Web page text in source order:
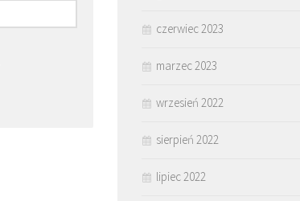
czerwiec 2023
marzec 2023
wrzesień 2022
sierpień 2022
lipiec 2022